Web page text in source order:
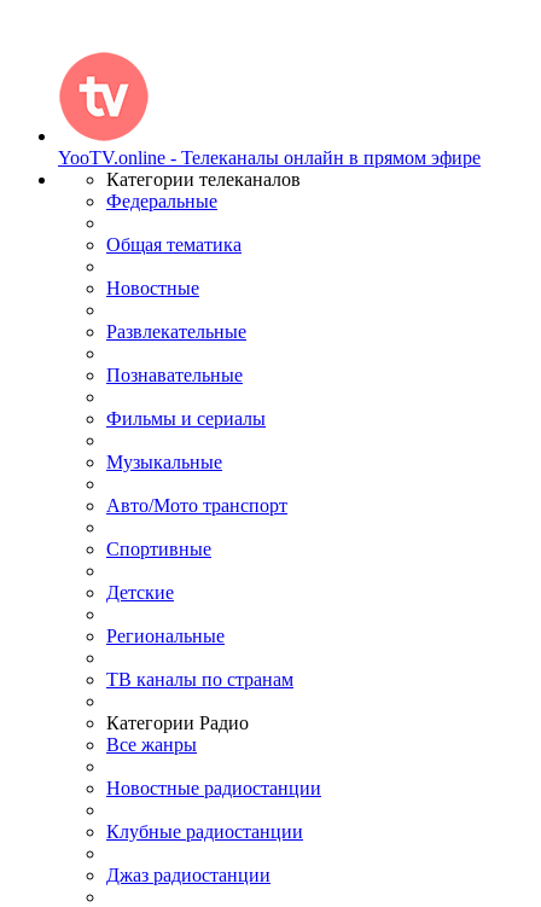
YooTV.online - Телеканалы онлайн в прямом эфире
Категории телеканалов
Федеральные
Общая тематика
Новостные
Развлекательные
Познавательные
Фильмы и сериалы
Музыкальные
Авто/Мото транспорт
Спортивные
Детские
Региональные
ТВ каналы по странам
Категории Радио
Все жанры
Новостные радиостанции
Клубные радиостанции
Джаз радиостанции